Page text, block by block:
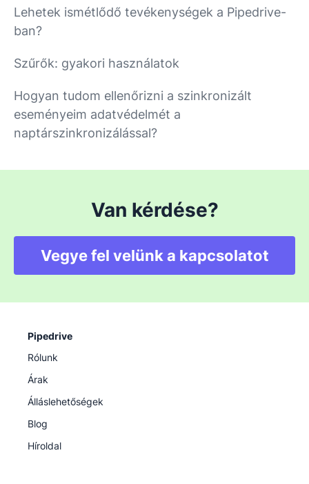
Lehetek ismétlődő tevékenységek a Pipedrive-
ban?
Szűrők: gyakori használatok
Hogyan tudom ellenőrizni a szinkronizált
eseményeim adatvédelmét a
naptárszinkronizálással?
Van kérdése?
Vegye fel velünk a kapcsolatot
Pipedrive
Rólunk
Árak
Álláslehetőségek
Blog
Híroldal